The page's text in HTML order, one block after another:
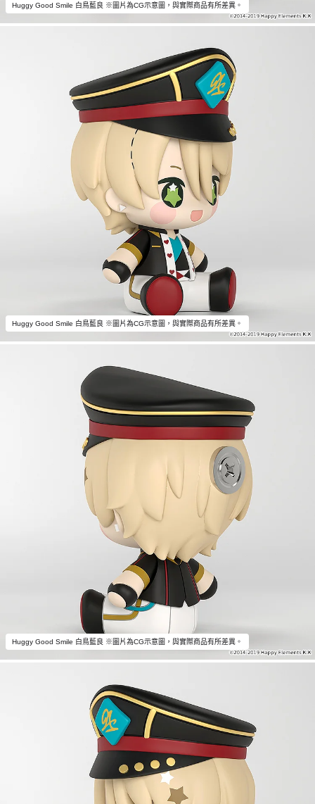
Huggy Good Smile 白鳥藍良 ※圖片為CG示意圖，與實際商品有所差異。
Huggy Good Smile 白鳥藍良 ※圖片為CG示意圖，與實際商品有所差異。
Huggy Good Smile 白鳥藍良 ※圖片為CG示意圖，與實際商品有所差異。